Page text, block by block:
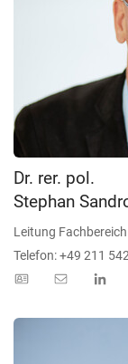
Dr. rer. pol.
Stephan
Leitung
Telefon: +49 211